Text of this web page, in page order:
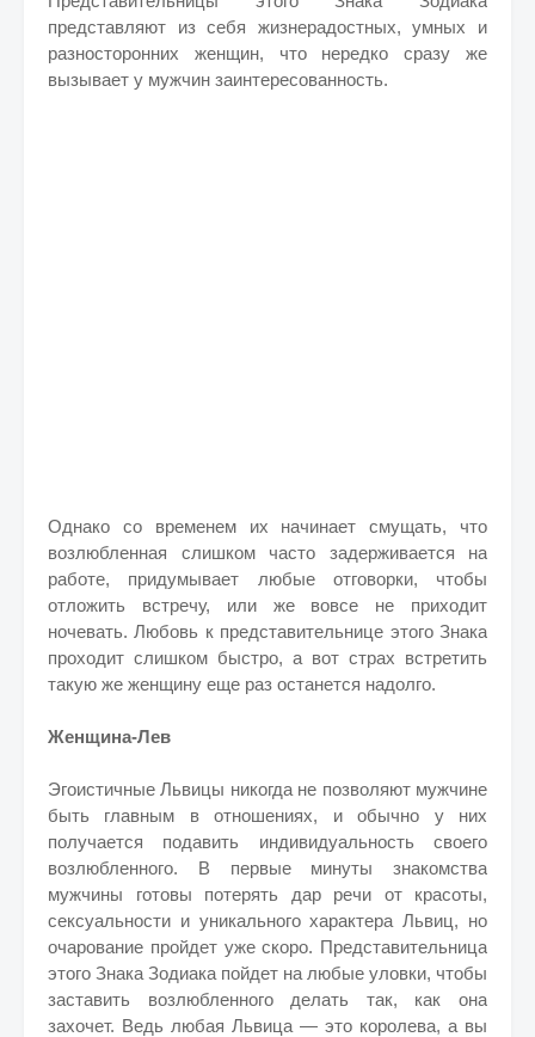
представляют из себя жизнерадостных, умных и
разносторонних женщин, что нередко сразу же
вызывает у мужчин заинтересованность.
Однако со временем их начинает смущать, что
возлюбленная слишком часто задерживается на
работе, придумывает любые отговорки, чтобы
отложить встречу, или же вовсе не приходит
ночевать. Любовь к представительнице этого Знака
проходит слишком быстро, а вот страх встретить
такую же женщину еще раз останется надолго.
Женщина-Лев
Эгоистичные Львицы никогда не позволяют мужчине
быть главным в отношениях, и обычно у них
получается подавить индивидуальность своего
возлюбленного. В первые минуты знакомства
мужчины готовы потерять дар речи от красоты,
сексуальности и уникального характера Львиц, но
очарование пройдет уже скоро. Представительница
этого Знака Зодиака пойдет на любые уловки, чтобы
заставить возлюбленного делать так, как она
захочет. Ведь любая Львица — это королева, а вы